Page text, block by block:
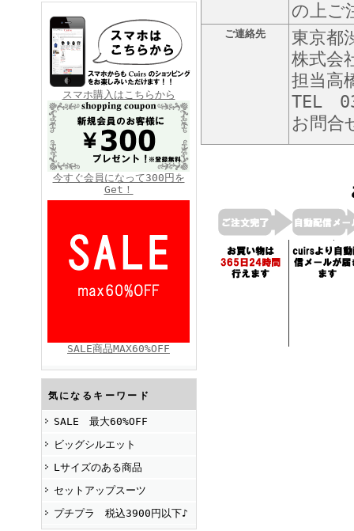
FINEBOYS2025年5月号
FINEBOYS2025年4月号
スマホ購入はこちらから
今すぐ会員になって300円を
Get！
SALE商品MAX60%OFF
気になるキーワード
SALE 最大60%OFF
ビッグシルエット
Lサイズのある商品
セットアップスーツ
プチプラ 税込3900円以下♪
の上ご
ご連絡先
東京都
株式会
担当高
TEL
お問合